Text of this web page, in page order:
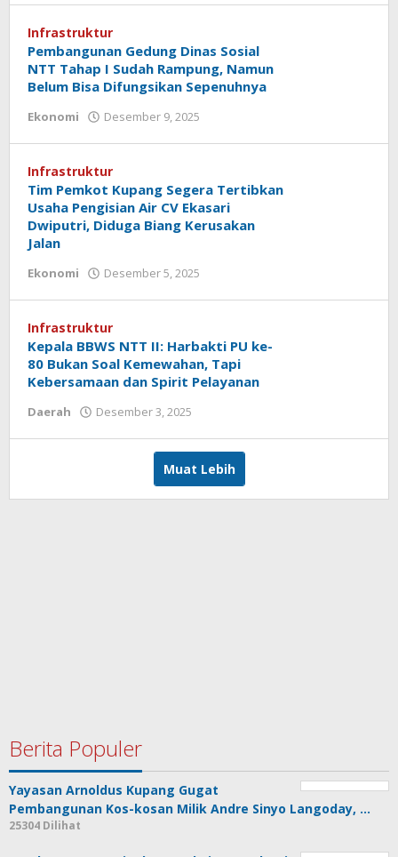
Tu@mes
Infrastruktur
Pembangunan Gedung Dinas Sosial
NTT Tahap I Sudah Rampung, Namun
Belum Bisa Difungsikan Sepenuhnya
Ekonomi Desember 9, 2025
Tu@mes
Infrastruktur
Tim Pemkot Kupang Segera Tertibkan
Usaha Pengisian Air CV Ekasari
Dwiputri, Diduga Biang Kerusakan
Jalan
Ekonomi Desember 5, 2025
Tu@mes
Infrastruktur
Kepala BBWS NTT II: Harbakti PU ke-
80 Bukan Soal Kemewahan, Tapi
Kebersamaan dan Spirit Pelayanan
Daerah Desember 3, 2025
Tu@mes
Muat Lebih
Berita Populer
Yayasan Arnoldus Kupang Gugat
Pembangunan Kos-kosan Milik Andre Sinyo Langoday, …
25304 Dilihat